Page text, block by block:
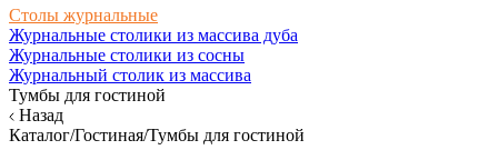
Столы журнальные
Журнальные столики из массива дуба
Журнальные столики из сосны
Журнальный столик из массива
Тумбы для гостиной
Назад
Каталог/Гостиная/Тумбы для гостиной